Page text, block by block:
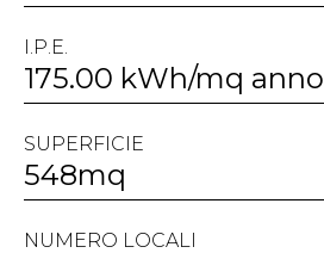
I.P.E.
175.00 kWh/mq anno
SUPERFICIE
548mq
NUMERO LOCALI